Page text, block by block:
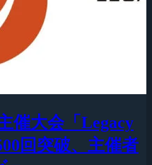
催大会「Legacy
回突破、主催者